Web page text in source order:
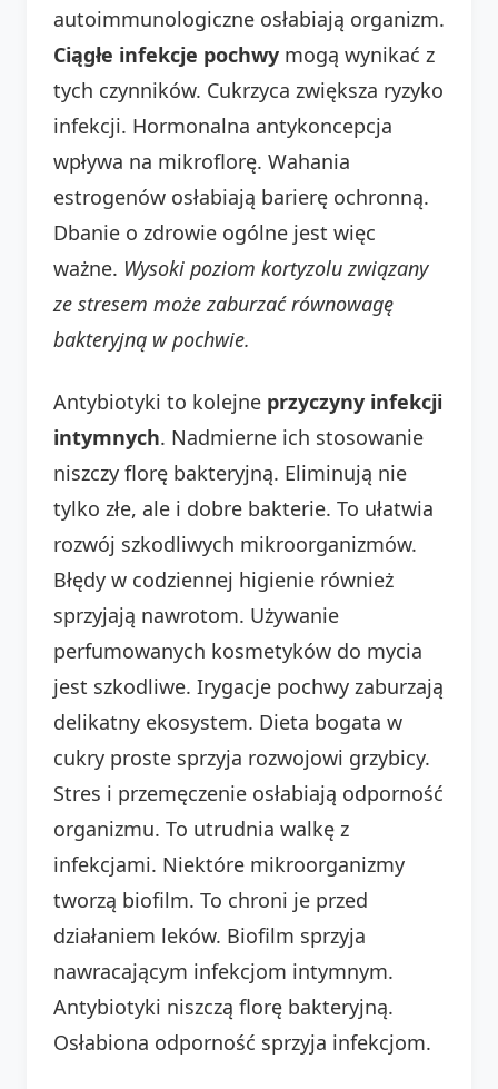
autoimmunologiczne osłabiają organizm.
Ciągłe infekcje pochwy mogą wynikać z
tych czynników. Cukrzyca zwiększa ryzyko
infekcji. Hormonalna antykoncepcja
wpływa na mikroflorę. Wahania
estrogenów osłabiają barierę ochronną.
Dbanie o zdrowie ogólne jest więc
ważne. Wysoki poziom kortyzolu związany
ze stresem może zaburzać równowagę
bakteryjną w pochwie.
Antybiotyki to kolejne przyczyny infekcji
intymnych. Nadmierne ich stosowanie
niszczy florę bakteryjną. Eliminują nie
tylko złe, ale i dobre bakterie. To ułatwia
rozwój szkodliwych mikroorganizmów.
Błędy w codziennej higienie również
sprzyjają nawrotom. Używanie
perfumowanych kosmetyków do mycia
jest szkodliwe. Irygacje pochwy zaburzają
delikatny ekosystem. Dieta bogata w
cukry proste sprzyja rozwojowi grzybicy.
Stres i przemęczenie osłabiają odporność
organizmu. To utrudnia walkę z
infekcjami. Niektóre mikroorganizmy
tworzą biofilm. To chroni je przed
działaniem leków. Biofilm sprzyja
nawracającym infekcjom intymnym.
Antybiotyki niszczą florę bakteryjną.
Osłabiona odporność sprzyja infekcjom.